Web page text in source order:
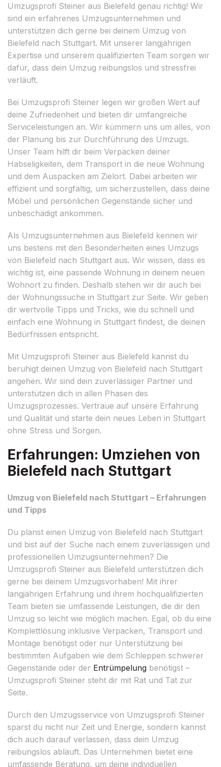
Umzugsprofi Steiner aus Bielefeld genau richtig! Wir
sind ein erfahrenes Umzugsunternehmen und
unterstützen dich gerne bei deinem Umzug von
Bielefeld nach Stuttgart. Mit unserer langjährigen
Expertise und unserem qualifizierten Team sorgen wir
dafür, dass dein Umzug reibungslos und stressfrei
verläuft.
Bei Umzugsprofi Steiner legen wir großen Wert auf
deine Zufriedenheit und bieten dir umfangreiche
Serviceleistungen an. Wir kümmern uns um alles, von
der Planung bis zur Durchführung des Umzugs.
Unser Team hilft dir beim Verpacken deiner
Habseligkeiten, dem Transport in die neue Wohnung
und dem Auspacken am Zielort. Dabei arbeiten wir
effizient und sorgfältig, um sicherzustellen, dass deine
Möbel und persönlichen Gegenstände sicher und
unbeschädigt ankommen.
Als Umzugsunternehmen aus Bielefeld kennen wir
uns bestens mit den Besonderheiten eines Umzugs
von Bielefeld nach Stuttgart aus. Wir wissen, dass es
wichtig ist, eine passende Wohnung in deinem neuen
Wohnort zu finden. Deshalb stehen wir dir auch bei
der Wohnungssuche in Stuttgart zur Seite. Wir geben
dir wertvolle Tipps und Tricks, wie du schnell und
einfach eine Wohnung in Stuttgart findest, die deinen
Bedürfnissen entspricht.
Mit Umzugsprofi Steiner aus Bielefeld kannst du
beruhigt deinen Umzug von Bielefeld nach Stuttgart
angehen. Wir sind dein zuverlässiger Partner und
unterstützen dich in allen Phasen des
Umzugsprozesses. Vertraue auf unsere Erfahrung
und Qualität und starte dein neues Leben in Stuttgart
ohne Stress und Sorgen.
Erfahrungen: Umziehen von
Bielefeld nach Stuttgart
Umzug von Bielefeld nach Stuttgart – Erfahrungen
und Tipps
Du planst einen Umzug von Bielefeld nach Stuttgart
und bist auf der Suche nach einem zuverlässigen und
professionellen Umzugsunternehmen? Die
Umzugsprofi Steiner aus Bielefeld unterstützen dich
gerne bei deinem Umzugsvorhaben! Mit ihrer
langjährigen Erfahrung und ihrem hochqualifizierten
Team bieten sie umfassende Leistungen, die dir den
Umzug so leicht wie möglich machen. Egal, ob du eine
Komplettlösung inklusive Verpacken, Transport und
Montage benötigst oder nur Unterstützung bei
bestimmten Aufgaben wie dem Schleppen schwerer
Gegenstände oder der Entrümpelung benötigst –
Umzugsprofi Steiner steht dir mit Rat und Tat zur
Seite.
Durch den Umzugsservice von Umzugsprofi Steiner
sparst du nicht nur Zeit und Energie, sondern kannst
dich auch darauf verlassen, dass dein Umzug
reibungslos abläuft. Das Unternehmen bietet eine
umfassende Beratung, um deine individuellen